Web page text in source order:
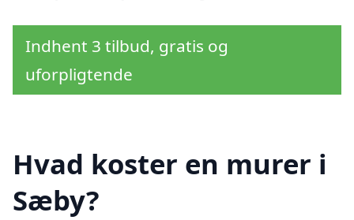
Indhent 3 tilbud, gratis og
uforpligtende
Hvad koster en murer i
Sæby?